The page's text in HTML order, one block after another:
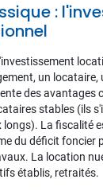
:
un locataire,
des avantages
stables (ils
La fiscalité
du déficit foncier
La location
établis, retraités.